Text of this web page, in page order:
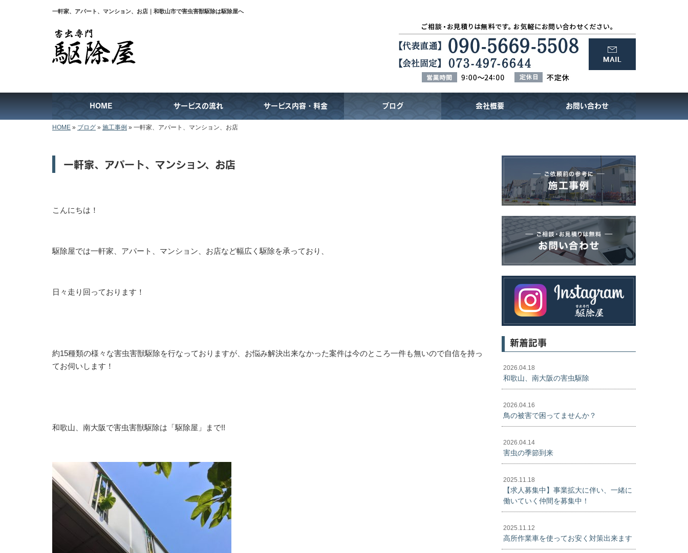
一軒家、アパート、マンション、お店｜和歌山市で害虫害獣駆除は駆除屋へ
HOME サービスの流れ サービス内容・料金 ブログ 会社概要 お問い合わせ
HOME » ブログ » 施工事例 » 一軒家、アパート、マンション、お店
一軒家、アパート、マンション、お店
こんにちは！
駆除屋では一軒家、アパート、マンション、お店など幅広く駆除を承っており、
日々走り回っております！
約15種類の様々な害虫害獣駆除を行なっておりますが、お悩み解決出来なかった案件は今のところ一件も無いので自信を持っ
てお伺いします！
和歌山、南大阪で害虫害獣駆除は「駆除屋」まで!!
新着記事
2026.04.18
和歌山、南大阪の害虫駆除
2026.04.16
鳥の被害で困ってませんか？
2026.04.14
害虫の季節到来
2025.11.18
【求人募集中】事業拡大に伴い、一緒に
働いていく仲間を募集中！
2025.11.12
高所作業車を使ってお安く対策出来ます